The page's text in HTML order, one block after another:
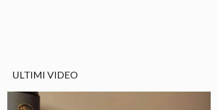
ULTIMI VIDEO